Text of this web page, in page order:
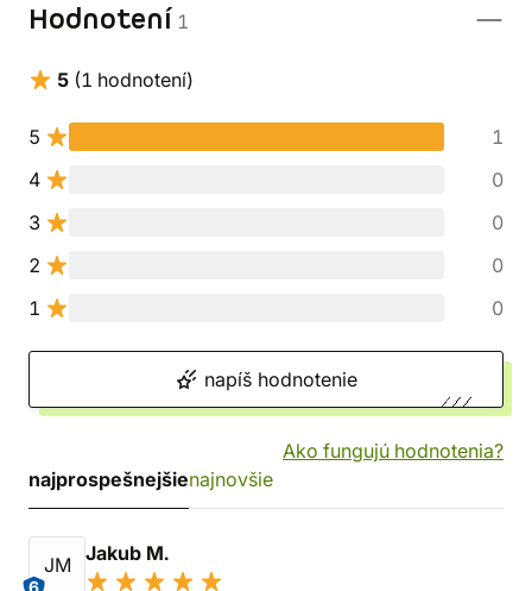
Hodnotení 1
5 (1 hodnotení)
5
1
4
0
3
0
2
0
1
0
napíš hodnotenie
Ako fungujú hodnotenia?
najprospešnejšienajnovšie
JM Jakub M.